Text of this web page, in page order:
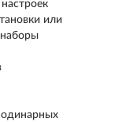
или
одинарных